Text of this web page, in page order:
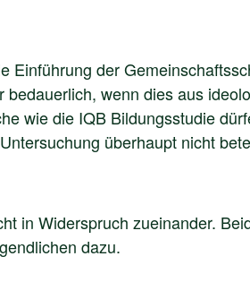
Einführung der
wenn dies aus
wie die IQB Bildungsstudie
überhaupt nicht
in Widerspruch zueinander.
dazu.